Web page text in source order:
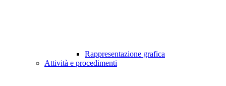
Rappresentazione grafica
Attività e procedimenti